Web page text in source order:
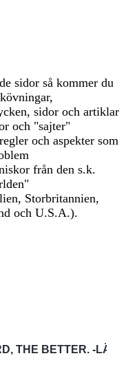
sidor så kommer du
sidor och artiklar
och "sajter"
och aspekter som
från den s.k.
Storbritannien,
och U.S.A.).
BETTER. -